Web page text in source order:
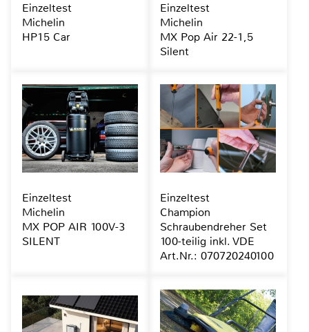
Einzeltest
Michelin
HP15 Car
Einzeltest
Michelin
MX Pop Air 22-1,5
Silent
Einzeltest
Michelin
MX POP AIR 100V-3
SILENT
Einzeltest
Champion
Schraubendreher Set
100-teilig inkl. VDE
Art.Nr.: 070720240100